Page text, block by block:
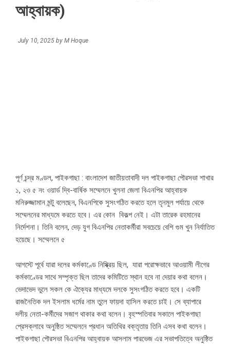
আহ্বায়ক)
July 10, 2025 by M Hoque
পূর্ণ চন্দ্র মণ্ডল, পাইকগাছা : বাংলাদেশ জাতীয়তাবাদী দল পাইকগাছা পৌরসভা শাখার
১, ২ও ৫ নং ওয়ার্ড দ্বি-বার্ষিক সম্মেলনে খুলনা জেলা বিএনপির আহ্বায়ক
মনিরুজ্জামান মন্টু বলেছেন, বিএনপিকে সুসংগঠিত করতে হলে তৃনমুল পর্যায়ে থেকে
সম্মেলনের মাধ্যমে করতে হবে। এর কোন বিকল্প নেই। এটা তারেক রহমানের
নির্দেশনা। তিনি বলেন, দেড় যুগ বিএনপির নেতাকর্মীরা সবচেয়ে বেশি গুম খুন নির্যাতিত
হয়েছে। সম্মেলনে ৫
আগস্টে পূর্বে যারা দলের কর্মকাণ্ডে নিষ্ক্রিয় ছিল, যারা পরোক্ষভাবে আওয়ামী লীগের
কর্মকাণ্ডের সাথে সম্পৃক্ত ছিল তাদের কমিটিতে স্থান হবে না দেয়ার কথা বলেন।
ভেদাভেদ ভুলে সকল কে ঐক্যের মাধ্যমে দলকে সুসংগঠিত করতে হবে। একটি
রাজনৈতিক দল ইসলাম ধর্মের নাম তুলে ফায়দা হাসিল করতে চাই। সে ব্যাপারে
দলীয় নেতা-কর্মীদের সজাগ থাকার কথা বলেন। বৃহস্পতিবার সকালে পাইকগাছা
প্রেসক্লাবে অনুষ্ঠিত সম্মেলনে প্রধান অতিথির বক্তৃতায় তিনি এসব কথা বলেন।
পাইকগাছা পৌরসভা বিএনপির আহ্বায়ক আসলাম পারভেজ এর সভাপতিত্বে অনুষ্ঠিত